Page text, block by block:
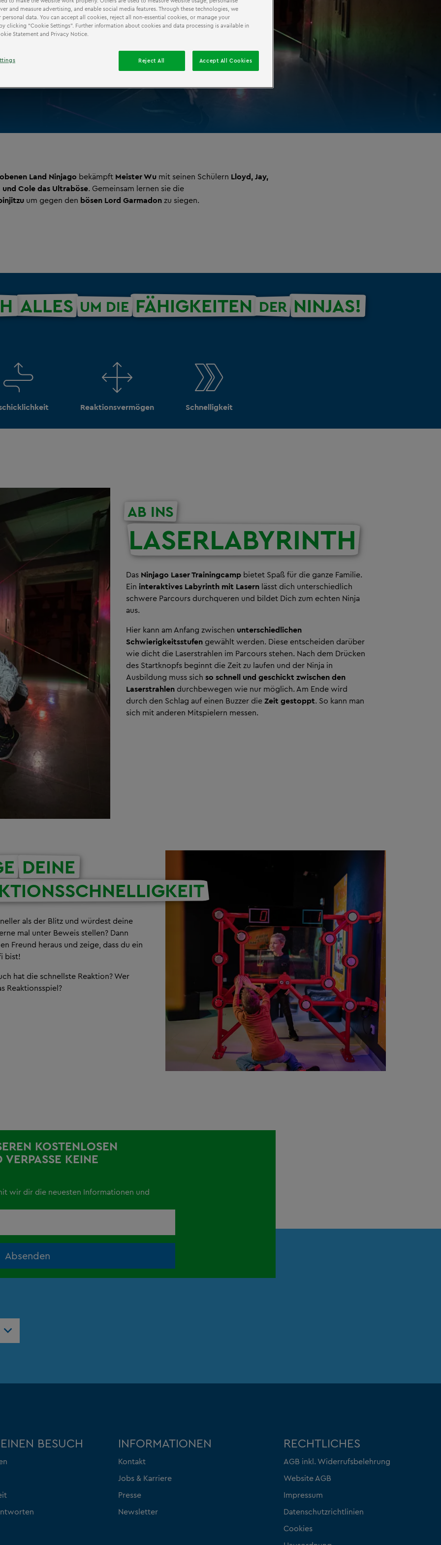
Land Ninjago bekämpft Meister Wumit seinen Schülern Lloyd, Jay,
und Cole das Ultraböse. Gemeinsam lernen sie die
um gegen den bösen Lord Garmadonzu siegen.
ALLES UM DIE FÄHIGKEITEN DER NINJAS!
Reaktionsvermögen Schnelligkeit
AB INS
LASERLABYRINTH
Das Ninjago Laser Trainingcamp bietet Spaß für die ganze Familie.
Ein interaktives Labyrinth mit Lasern lässt dich unterschiedlich
schwere Parcours durchqueren und bildet Dich zum echten Ninja
aus.
Hier kann am Anfang zwischen unterschiedlichen
Schwierigkeitsstufen gewählt werden. Diese entscheiden darüber
wie dicht die Laserstrahlen im Parcours stehen. Nach dem Drücken
des Startknopfs beginnt die Zeit zu laufen und der Ninja in
Ausbildung muss sich so schnell und geschickt zwischen den
Laserstrahlen durchbewegen wie nur möglich. Am Ende wird
durch den Schlag auf einen Buzzer die Zeit gestoppt. So kann man
sich mit anderen Mitspielern messen.
DEINE
als der Blitz und würdest deine
mal unter Beweis stellen? Dann
Freund heraus und zeige, dass du ein
bist!
hat die schnellste Reaktion? Wer
Reaktionsspiel?
KOSTENLOSEN
KEINE
wir dir die neuesten Informationen und
Absenden
BESUCH INFORMATIONEN
Kontakt
Jobs & Karriere
Presse
Newsletter
RECHTLICHES
AGB inkl. Widerrufsbelehrung
Website AGB
Impressum
Datenschutzrichtlinien
Cookies
and measure advertising, and enable social media features. Through these technologies, we
personal data. You can accept all cookies, reject all non-essential cookies, or manage your
clicking “Cookie Settings”. Further information about cookies and data processing is available in
Statement and Privacy Notice.
Reject All Accept All Cookies